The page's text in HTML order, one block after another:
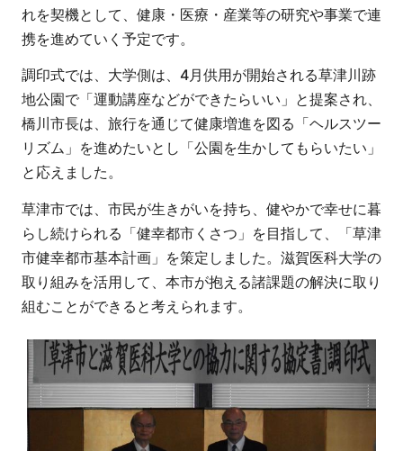
れを契機として、健康・医療・産業等の研究や事業で連
携を進めていく予定です。
調印式では、大学側は、4月供用が開始される草津川跡
地公園で「運動講座などができたらいい」と提案され、
橋川市長は、旅行を通じて健康増進を図る「ヘルスツー
リズム」を進めたいとし「公園を生かしてもらいたい」
と応えました。
草津市では、市民が生きがいを持ち、健やかで幸せに暮
らし続けられる「健幸都市くさつ」を目指して、「草津
市健幸都市基本計画」を策定しました。滋賀医科大学の
取り組みを活用して、本市が抱える諸課題の解決に取り
組むことができると考えられます。